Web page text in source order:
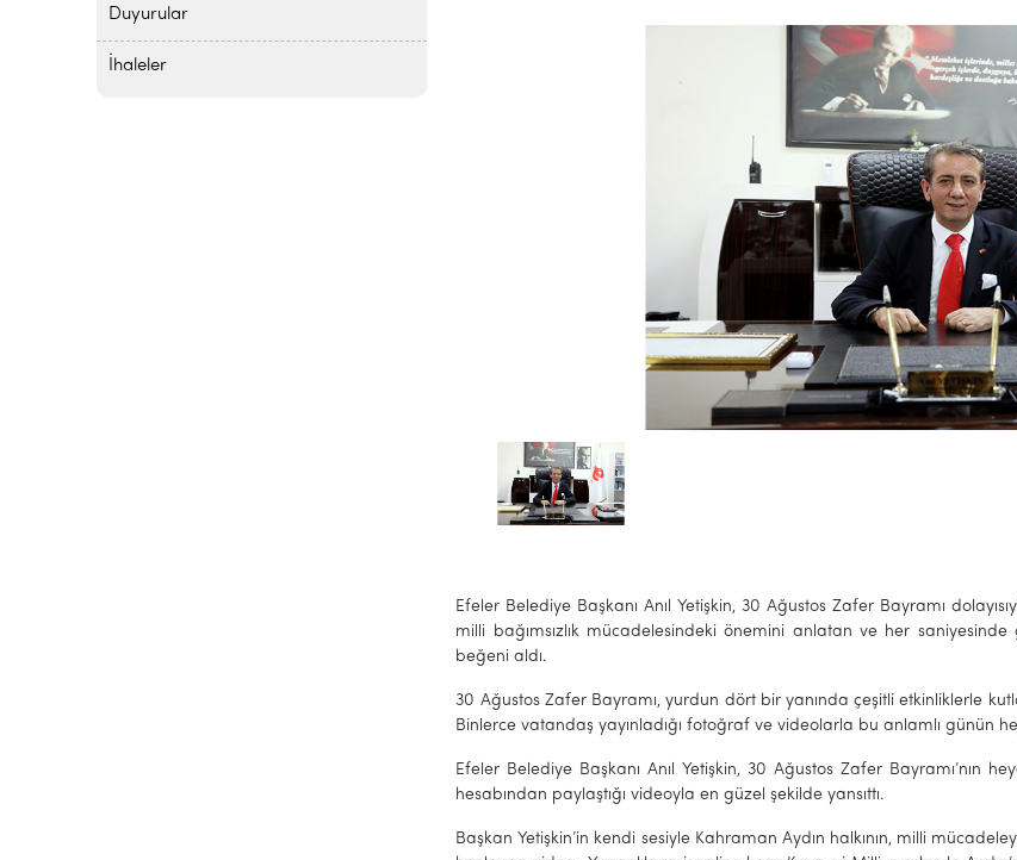
Duyurular
İhaleler
Efeler Belediye Başkanı Anıl Yetişkin, 30 Ağustos Zafer Bayramı
milli bağımsızlık mücadelesindeki önemini anlatan ve her
beğeni aldı.
30 Ağustos Zafer Bayramı, yurdun dört bir yanında çeşitli etkinliklerle
Binlerce vatandaş yayınladığı fotoğraf ve videolarla bu anlamlı günün
Efeler Belediye Başkanı Anıl Yetişkin, 30 Ağustos Zafer Bayramı’nın
hesabından paylaştığı videoyla en güzel şekilde yansıttı.
Başkan Yetişkin’in kendi sesiyle Kahraman Aydın halkının, milli